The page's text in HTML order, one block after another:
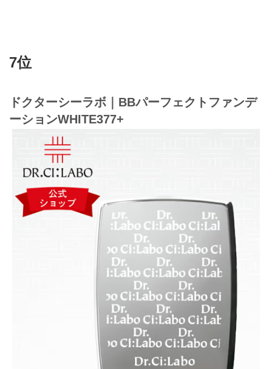
7位
ドクターシーラボ｜BBパーフェクトファンデ
ーションWHITE377+